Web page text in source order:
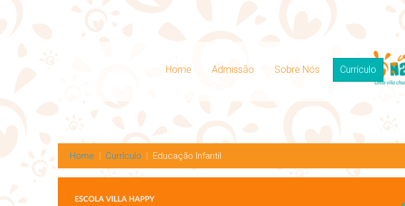
Home Admissão Sobre Nós Currículo
Home Currículo Educação Infantil